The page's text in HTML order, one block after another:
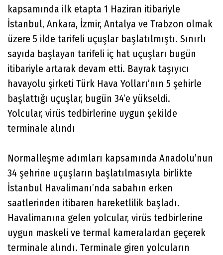
kapsamında ilk etapta 1 Haziran itibariyle
İstanbul, Ankara, İzmir, Antalya ve Trabzon olmak
üzere 5 ilde tarifeli uçuşlar başlatılmıştı. Sınırlı
sayıda başlayan tarifeli iç hat uçuşları bugün
itibariyle artarak devam etti. Bayrak taşıyıcı
havayolu şirketi Türk Hava Yolları’nın 5 şehirle
başlattığı uçuşlar, bugün 34’e yükseldi.
Yolcular, virüs tedbirlerine uygun şekilde
terminale alındı
Normalleşme adımları kapsamında Anadolu’nun
34 şehrine uçuşların başlatılmasıyla birlikte
İstanbul Havalimanı’nda sabahın erken
saatlerinden itibaren hareketlilik başladı.
Havalimanına gelen yolcular, virüs tedbirlerine
uygun maskeli ve termal kameralardan geçerek
terminale alındı. Terminale giren yolcuların